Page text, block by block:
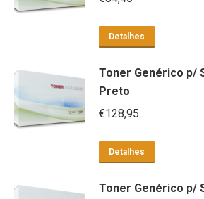
Detalhes
Toner Genérico p/
Preto
€128,95
Detalhes
Toner Genérico p/